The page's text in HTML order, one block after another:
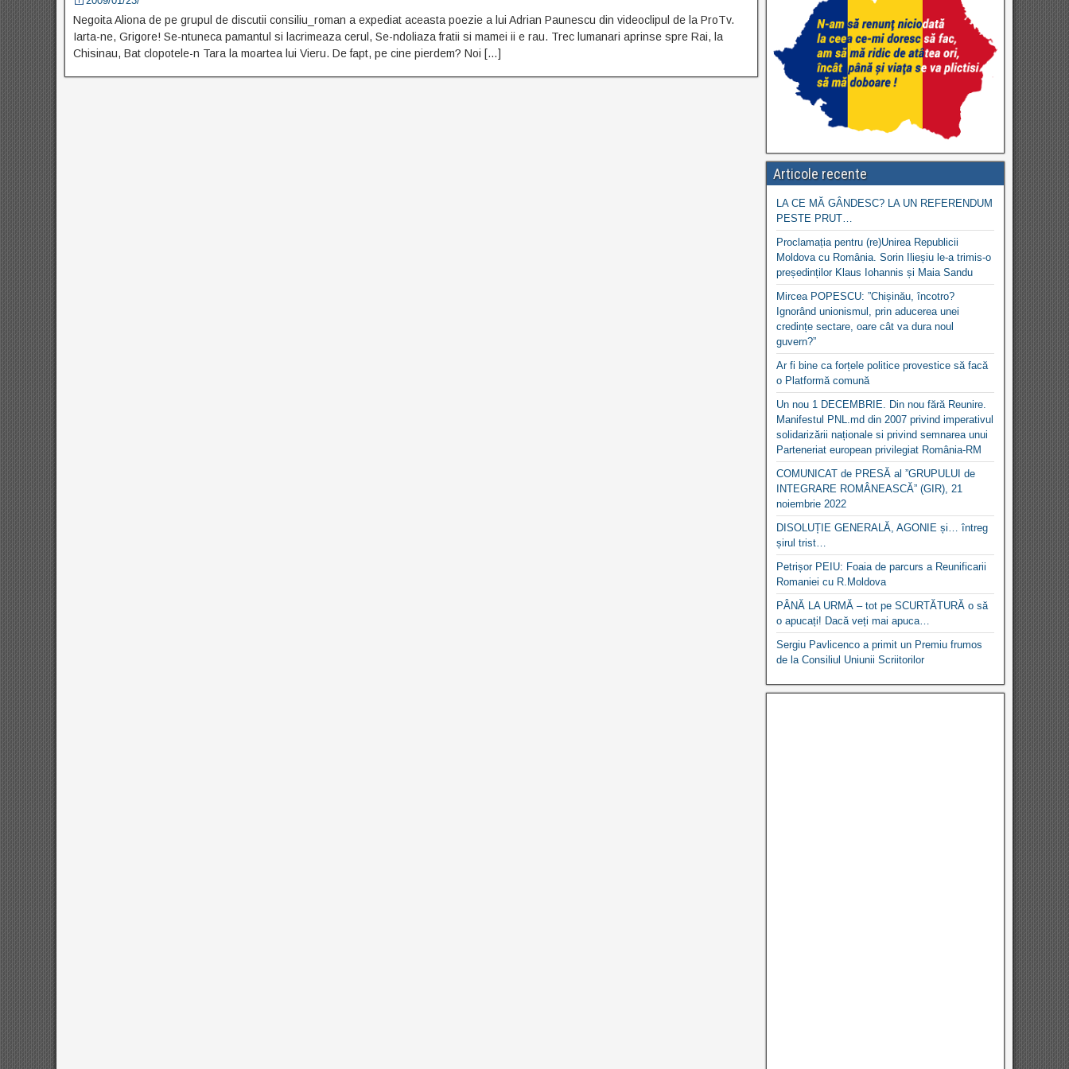
Negoita Aliona de pe grupul de discutii consiliu_roman a expediat aceasta poezie a lui Adrian Paunescu din videoclipul de la ProTv.
Iarta-ne, Grigore! Se-ntuneca pamantul si lacrimeaza cerul, Se-ndoliaza fratii si mamei ii e rau. Trec lumanari aprinse spre Rai, la
Chisinau, Bat clopotele-n Tara la moartea lui Vieru. De fapt, pe cine pierdem? Noi […]
Articole recente
LA CE MĂ GÂNDESC? LA UN REFERENDUM
PESTE PRUT…
Proclamația pentru (re)Unirea Republicii
Moldova cu România. Sorin Ilieșiu le-a trimis-o
președinților Klaus Iohannis și Maia Sandu
Mircea POPESCU: ”Chișinău, încotro?
Ignorând unionismul, prin aducerea unei
credințe sectare, oare cât va dura noul
guvern?”
Ar fi bine ca forțele politice provestice să facă
o Platformă comună
Un nou 1 DECEMBRIE. Din nou fără Reunire.
Manifestul PNL.md din 2007 privind imperativul
solidarizării naționale si privind semnarea unui
Parteneriat european privilegiat România-RM
COMUNICAT de PRESĂ al ”GRUPULUI de
INTEGRARE ROMÂNEASCĂ” (GIR), 21
noiembrie 2022
DISOLUȚIE GENERALĂ, AGONIE și… întreg
șirul trist…
Petrișor PEIU: Foaia de parcurs a Reunificarii
Romaniei cu R.Moldova
PÂNĂ LA URMĂ – tot pe SCURTĂTURĂ o să
o apucați! Dacă veți mai apuca…
Sergiu Pavlicenco a primit un Premiu frumos
de la Consiliul Uniunii Scriitorilor